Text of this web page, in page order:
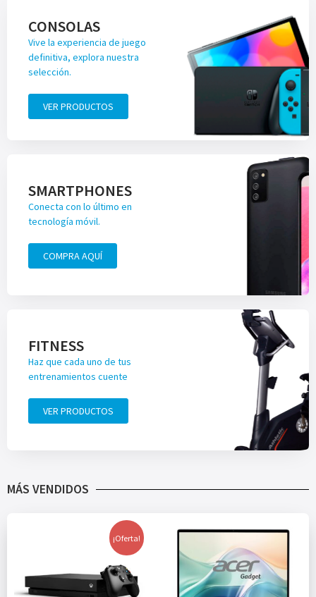
CONSOLAS
Vive la experiencia de juego
definitiva, explora nuestra
selección.
VER PRODUCTOS
SMARTPHONES
Conecta con lo último en
tecnología móvil.
COMPRA AQUÍ
FITNESS
Haz que cada uno de tus
entrenamientos cuente
VER PRODUCTOS
MÁS VENDIDOS
¡Oferta!